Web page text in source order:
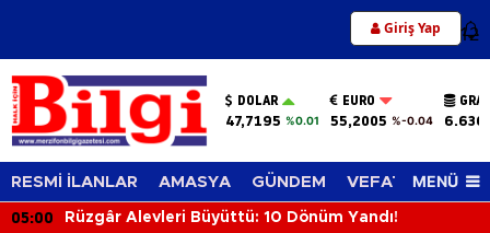
Giriş Yap 12
DOLAR
47,7195 %0.01
EURO
55,2005 %-0.04
RESMİ İLANLAR AMASYA GÜNDEM VEFAT EDENLER
MENÜ
05:00 Rüzgâr Alevleri Büyüttü: 10 Dönüm Yandı!